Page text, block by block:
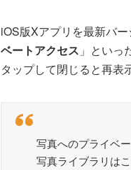
iOS版Xアプリを最新バ
ベートアクセス 」とい
タップして閉じると再表
写真へのプライベ
写真ライブラリは